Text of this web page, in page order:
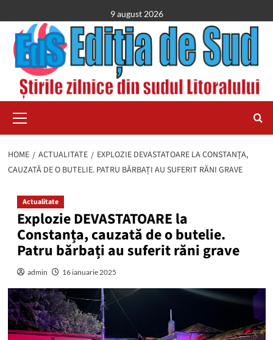
to
content
9 august 2026
Menu
HOME ACTUALITATE
EXPLOZIE DEVASTATOARE LA CONSTANȚA,
CAUZATĂ DE O BUTELIE. PATRU BĂRBAȚI AU SUFERIT RĂNI GRAVE
Actualitate
Explozie DEVASTATOARE la
Constanța, cauzată de o butelie.
Patru bărbați au suferit răni grave
admin 16 ianuarie 2025